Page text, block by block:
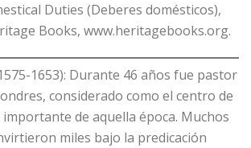
Duties (Deberes domésticos),
Books, www.heritagebooks.org.
1653): Durante 46 años fue pastor
considerado como el centro de
de aquella época. Muchos
miles bajo la predicación